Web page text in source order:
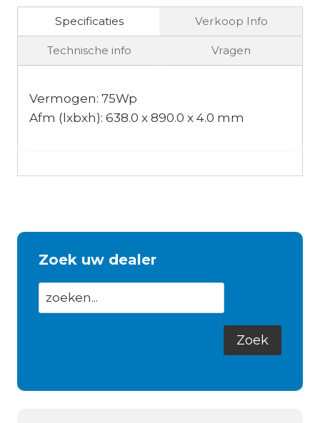
Specificaties Verkoop Info
Technische info Vragen
Vermogen: 75Wp
Afm (lxbxh): 638.0 x 890.0 x 4.0 mm
Zoek uw dealer